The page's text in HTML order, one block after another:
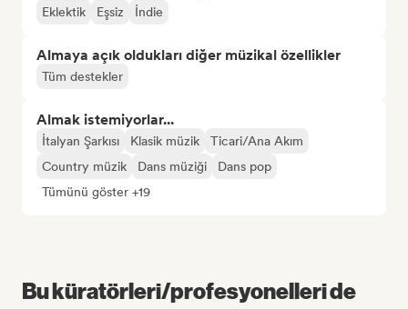
Eklektik Eşsiz İndie
Almaya açık oldukları diğer müzikal özellikler
Tüm destekler
Almak istemiyorlar...
İtalyan Şarkısı Klasik müzik
Ticari/Ana Akım
Country müzik
Dans müziği
Dans pop
Tümünü göster +19
Bu küratörleri/profesyonelleri de